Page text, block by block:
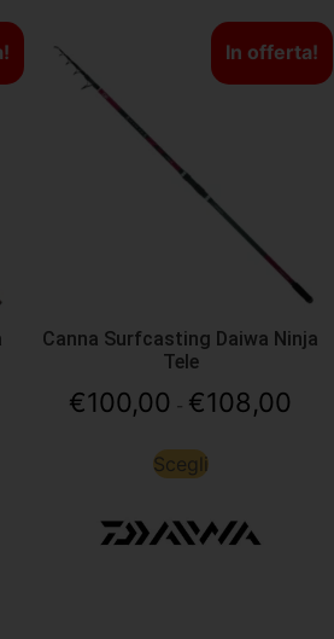
In offerta!
Canna Surfcasting Daiwa Ninja
Tele
€100,00 - €108,00
Scegli